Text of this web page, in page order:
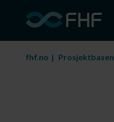
fhf.no Prosjektbasen